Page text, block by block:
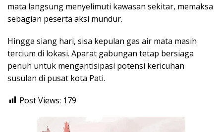
mata langsung menyelimuti kawasan sekitar, memaksa
sebagian peserta aksi mundur.
Hingga siang hari, sisa kepulan gas air mata masih
tercium di lokasi. Aparat gabungan tetap bersiaga
penuh untuk mengantisipasi potensi kericuhan
susulan di pusat kota Pati.
Post Views: 179